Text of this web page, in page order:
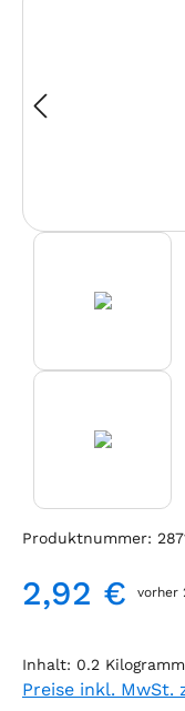
Produktnummer:
Regulärer Preis:
2,92 € vorher
Inhalt: 0.2 Kilogramm
Preise inkl. MwSt.